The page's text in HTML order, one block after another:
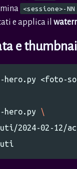
<sessione>-NN
e applica il
e
hero.py \
2024-02-12/